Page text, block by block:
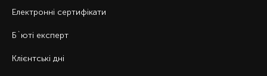
Електронні сертифікати
Б`юті експерт
Клієнтські дні